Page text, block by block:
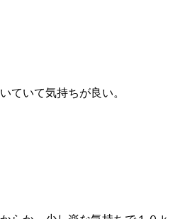
ていて気持ちが良い。